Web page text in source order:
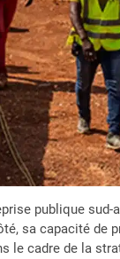
publique
sa capacité de
le cadre de la